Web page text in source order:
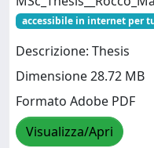
accessibile in internet per
Descrizione: Thesis
Dimensione 28.72 MB
Formato Adobe PDF
Visualizza/Apri